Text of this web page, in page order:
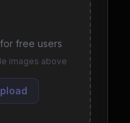
free users
images above